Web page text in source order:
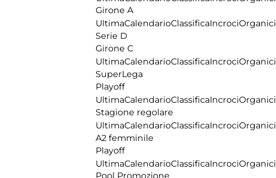
Girone A
UltimaCalendarioClassificaIncrociOrganici
Serie D
Girone C
UltimaCalendarioClassificaIncrociOrganici
SuperLega
Playoff
UltimaCalendarioClassificaIncrociOrganici
Stagione regolare
UltimaCalendarioClassificaIncrociOrganici
A2 femminile
Playoff
UltimaCalendarioClassificaIncrociOrganici
Pool Promozione